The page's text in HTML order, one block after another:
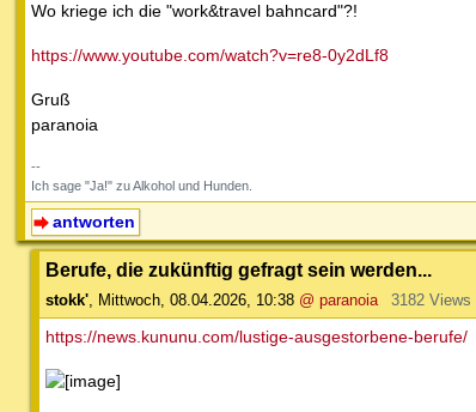
Wo kriege ich die "work&travel bahncard"?!
https://www.youtube.com/watch?v=re8-0y2dLf8
Gruß
paranoia
--
Ich sage "Ja!" zu Alkohol und Hunden.
antworten
Berufe, die zukünftig gefragt sein werden...
stokk', Mittwoch, 08.04.2026, 10:38 @ paranoia 3182 Views
https://news.kununu.com/lustige-ausgestorbene-berufe/